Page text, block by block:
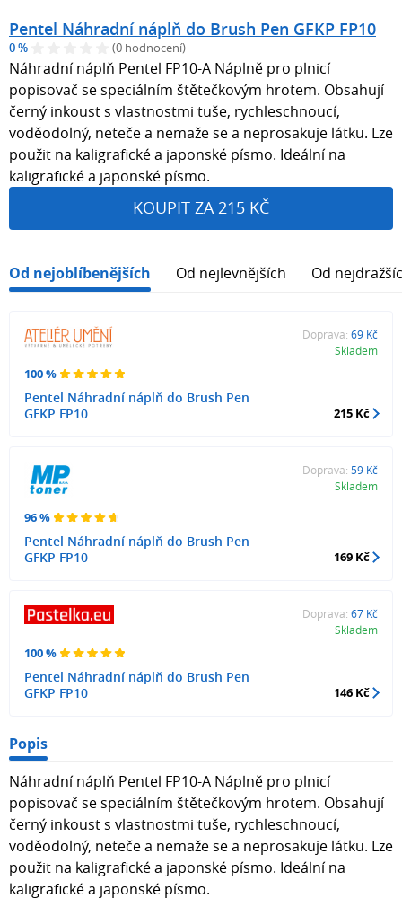
Pentel Náhradní náplň do Brush Pen GFKP FP10
0 % (0 hodnocení)
Náhradní náplň Pentel FP10-A Náplně pro plnicí
popisovač se speciálním štětečkovým hrotem. Obsahují
černý inkoust s vlastnostmi tuše, rychleschnoucí,
voděodolný, neteče a nemaže se a neprosakuje látku. Lze
použit na kaligrafické a japonské písmo. Ideální na
kaligrafické a japonské písmo.
KOUPIT ZA 215 KČ
Od nejoblíbenějších Od nejlevnějších Od
100 %
Pentel Náhradní náplň do Brush Pen
GFKP FP10
Doprava: 69 Kč
Skladem
215 Kč
96 %
Pentel Náhradní náplň do Brush Pen
GFKP FP10
Doprava: 59 Kč
Skladem
169 Kč
100 %
Pentel Náhradní náplň do Brush Pen
GFKP FP10
Doprava: 67 Kč
Skladem
146 Kč
Popis
Náhradní náplň Pentel FP10-A Náplně pro plnicí
popisovač se speciálním štětečkovým hrotem. Obsahují
černý inkoust s vlastnostmi tuše, rychleschnoucí,
voděodolný, neteče a nemaže se a neprosakuje látku. Lze
použit na kaligrafické a japonské písmo. Ideální na
kaligrafické a japonské písmo.